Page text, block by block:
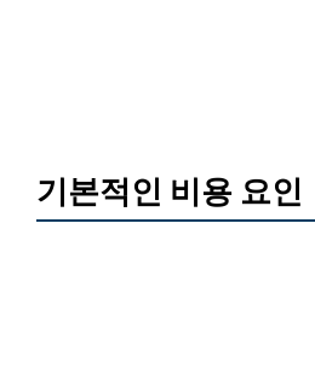
기본적인 비용 요인